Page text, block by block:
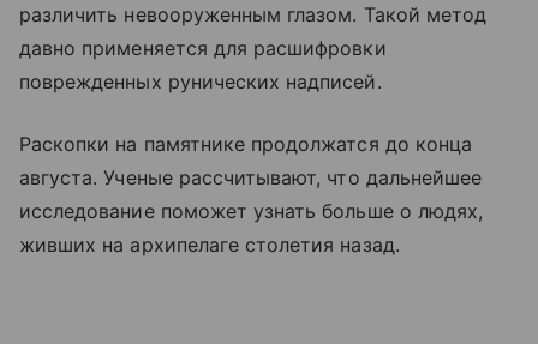
различить невооруженным глазом. Такой метод
давно применяется для расшифровки
поврежденных рунических надписей.
Раскопки на памятнике продолжатся до конца
августа. Ученые рассчитывают, что дальнейшее
исследование поможет узнать больше о людях,
живших на архипелаге столетия назад.